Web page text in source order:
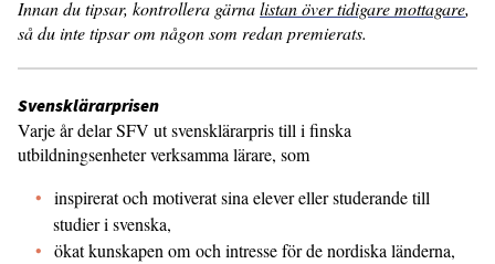
Innan du tipsar, kontrollera gärnalistan över tidigare mottagare,
så du inte tipsar om någon som redan premierats.
Svensklärarprisen
Varje år delar SFV ut svensklärarpris till i finska
utbildningsenheter verksamma lärare, som
inspirerat och motiverat sina elever eller studerande till
studier i svenska,
ökat kunskapen om och intresse för de nordiska länderna,